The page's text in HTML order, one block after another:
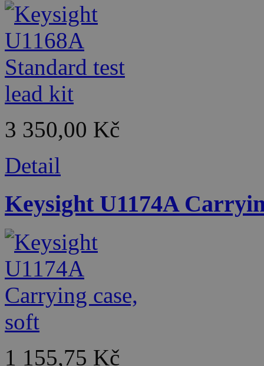
3 350,00 Kč
Detail
Keysight U1174A
1 155,75 Kč